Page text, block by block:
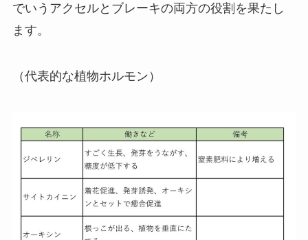
でいうアクセルとブレーキの両方の役割を果たし
ます。
（代表的な植物ホルモン）